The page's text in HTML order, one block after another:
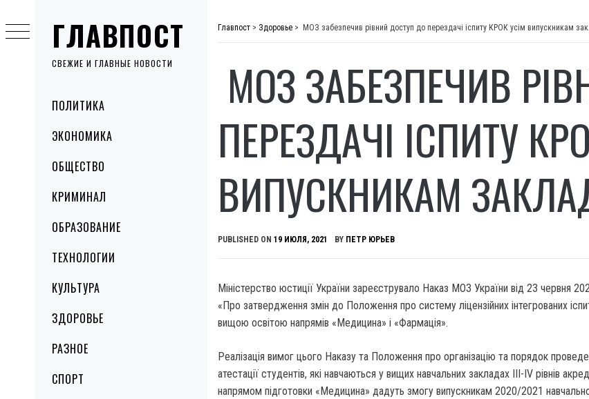
ГЛАВПОСТ
СВЕЖИЕ И ГЛАВНЫЕ НОВОСТИ
MenuПОЛИТИКА
ЭКОНОМИКА
ОБЩЕСТВО
КРИМИНАЛ
ОБРАЗОВАНИЕ
ТЕХНОЛОГИИ
КУЛЬТУРА
ЗДОРОВЬЕ
РАЗНОЕ
СПОРТ
to
content
Главпост > Здоровье > МОЗ забезпечив рівний доступ до перездачі іспиту КРОК усім випускникам
МОЗ ЗАБЕЗПЕЧИВ
ПЕРЕЗДАЧІ ІСПИТУ
ВИПУСКНИКАМ
PUBLISHED ON 19 ИЮЛЯ, 2021 BY ПЕТР ЮРЬЕВ
Міністерство юстиції України зареєструвало Наказ МОЗ України від 23 червня
«Про затвердження змін до Положення про систему ліцензійних інтегрованих
вищою освітою напрямів «Медицина» і «Фармація».
Реалізація вимог цього Наказу та Положення про організацію та порядок
атестації студентів, які навчаються у вищих навчальних закладах III-IV рівнів
напрямом підготовки «Медицина» дадуть змогу випускникам 2020/2021